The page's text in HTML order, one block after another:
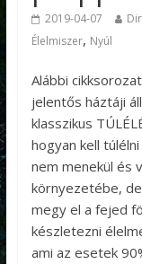
2019-04-07
Élelmiszer, Nyúl
Alábbi
jelentős háztáji
klasszikus
hogyan kell
nem menekül és
környezetébe,
megy el a fejed
készletezni
ami az esetek